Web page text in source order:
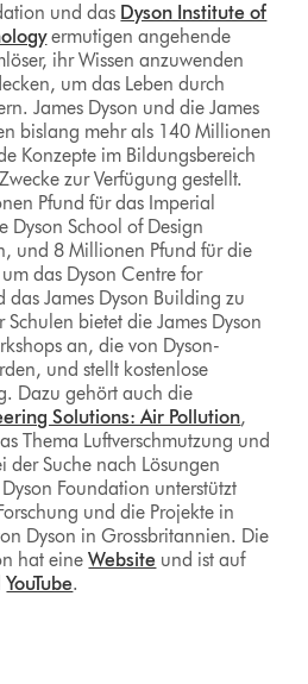
und das Dyson Institute of
ermutigen angehende
ihr Wissen anzuwenden
um das Leben durch
James Dyson und die James
bislang mehr als 140 Millionen
Konzepte im Bildungsbereich
zur Verfügung gestellt.
Pfund für das Imperial
Dyson School of Design
und 8 Millionen Pfund für die
das Dyson Centre for
das James Dyson Building zu
bietet die James Dyson
an, die von Dyson-
und stellt kostenlose
Dazu gehört auch die
Solutions: Air Pollution,
Thema Luftverschmutzung und
der Suche nach Lösungen
Foundation unterstützt
und die Projekte in
Dyson in Grossbritannien. Die
hat eineWebsite und ist auf
YouTube.